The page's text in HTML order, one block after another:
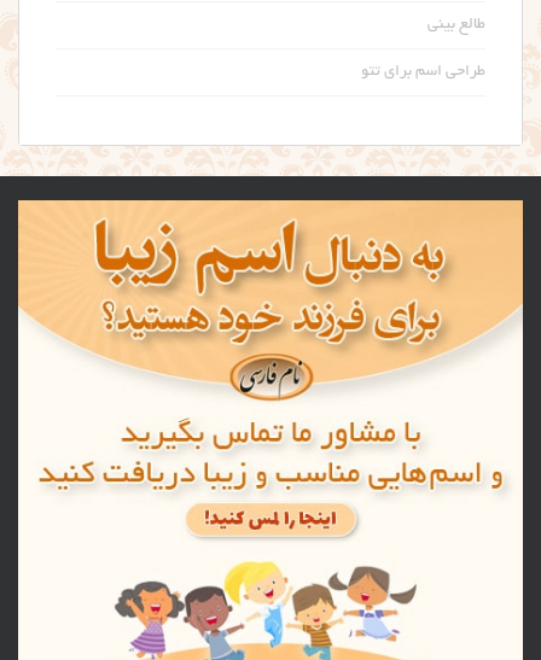
طالع بینی
طراحی اسم برای تتو